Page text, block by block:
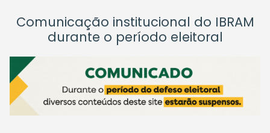
Comunicação institucional do IBRAM
durante o período eleitoral